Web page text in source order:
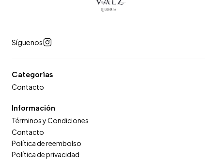
Síguenos
Categorías
Contacto
Información
Términos y Condiciones
Contacto
Política de reembolso
Política de privacidad